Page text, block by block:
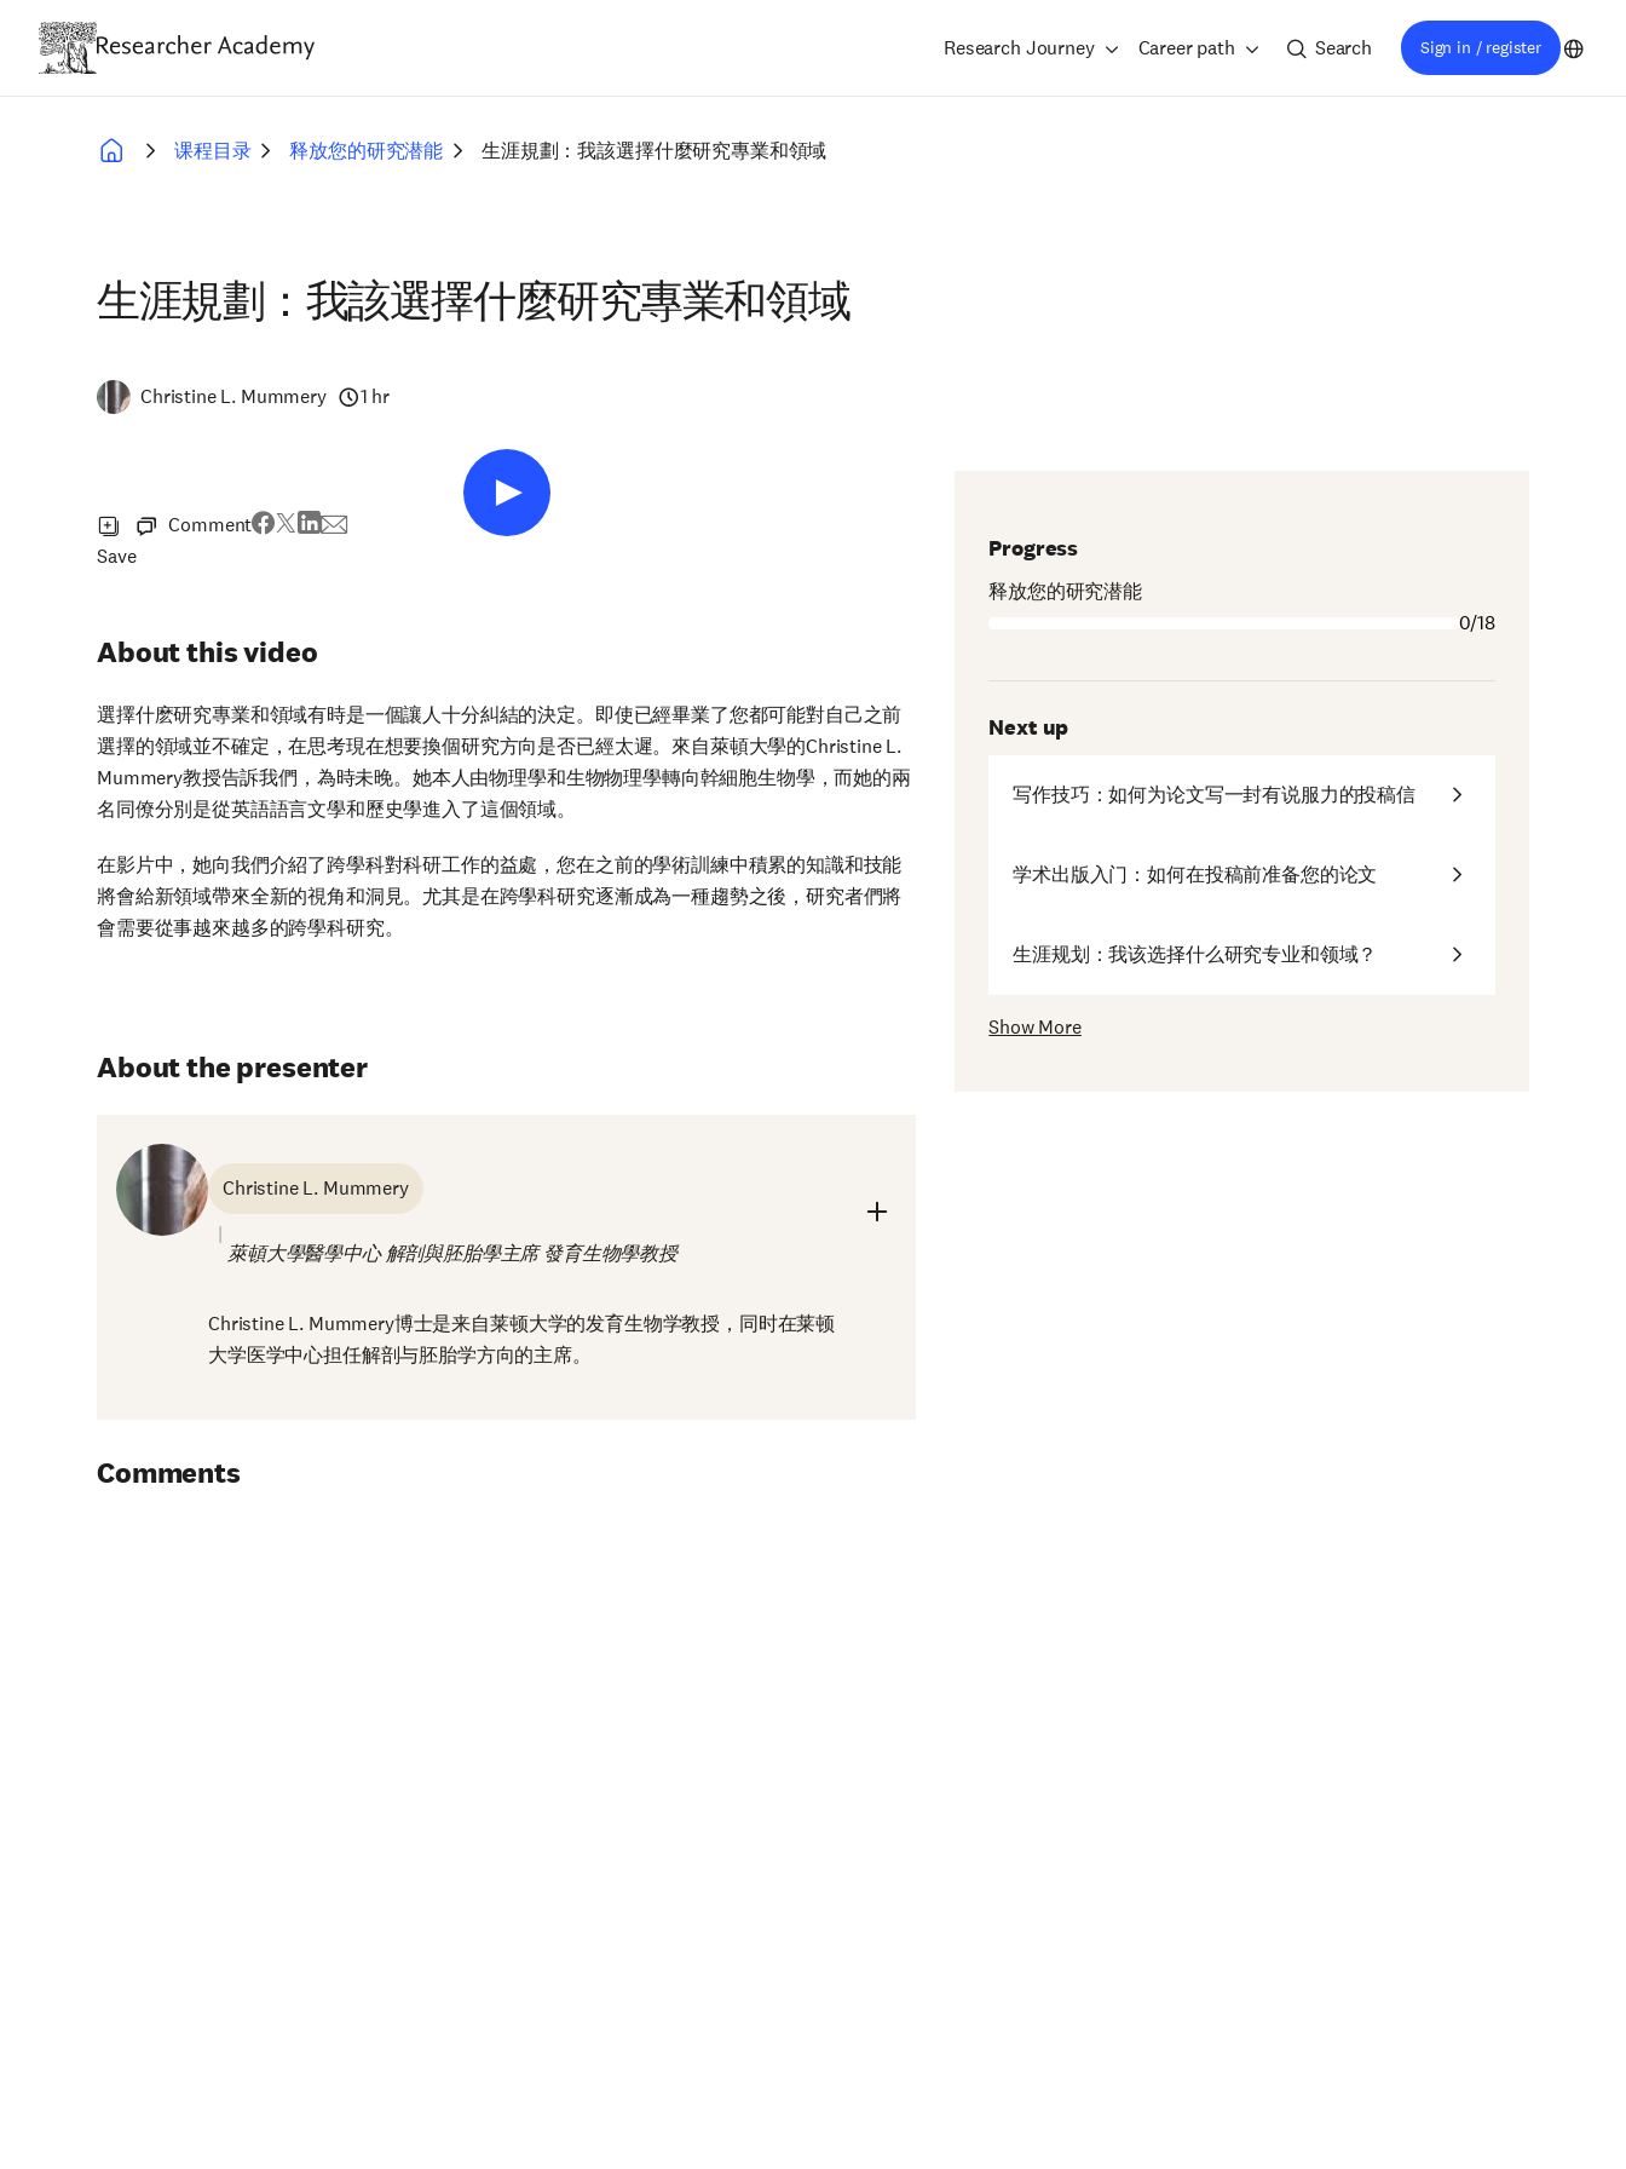
main
Research Journey Career path Search Sign in / register
课程目录 释放您的研究潜能 生涯規劃：我該選擇什麼研究專業和領域
生涯規劃：我該選擇什麼研究專業和領域
Christine L. Mummery 1 hr
Save
Comment
About this video
選擇什麽研究專業和領域有時是一個讓人十分糾結的決定。即使已經畢業了您都可能對自己之前
選擇的領域並不確定，在思考現在想要換個研究方向是否已經太遲。來自萊頓大學的Christine L.
Mummery教授告訴我們，為時未晚。她本人由物理學和生物物理學轉向幹細胞生物學，而她的兩
名同僚分別是從英語語言文學和歷史學進入了這個領域。
在影片中，她向我們介紹了跨學科對科研工作的益處，您在之前的學術訓練中積累的知識和技能
將會給新領域帶來全新的視角和洞見。尤其是在跨學科研究逐漸成為一種趨勢之後，研究者們將
會需要從事越來越多的跨學科研究。
About the presenter
Christine L. Mummery
萊頓大學醫學中心 解剖與胚胎學主席 發育生物學教授
Christine L. Mummery博士是来自莱顿大学的发育生物学教授，同时在莱顿
大学医学中心担任解剖与胚胎学方向的主席。
Comments
Progress
释放您的研究潜能
0/18
Next up
写作技巧：如何为论文写一封有说服力的投稿信
学术出版入门：如何在投稿前准备您的论文
生涯规划：我该选择什么研究专业和领域？
Show More